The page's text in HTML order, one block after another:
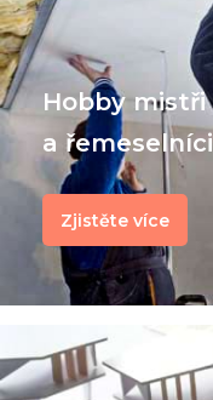
Hobby mistři
a řemeselníci
Zjistěte více